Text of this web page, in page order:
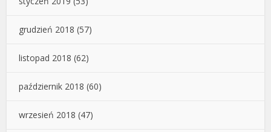
grudzień 2018 (57)
listopad 2018 (62)
październik 2018 (60)
wrzesień 2018 (47)